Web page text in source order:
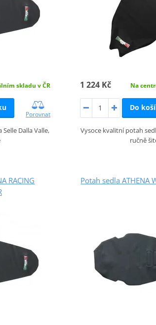
skladu v ČR
Porovnat
Dalla Valle,
1 224 Kč Na
Do
Vysoce kvalitní potah
ručně
RACING
Potah sedla ATHENA